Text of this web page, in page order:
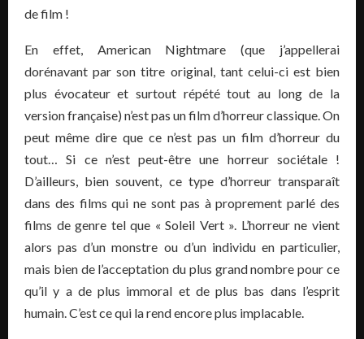
de film !
En effet, American Nightmare (que j’appellerai
dorénavant par son titre original, tant celui-ci est bien
plus évocateur et surtout répété tout au long de la
version française) n’est pas un film d’horreur classique. On
peut même dire que ce n’est pas un film d’horreur du
tout… Si ce n’est peut-être une horreur sociétale !
D’ailleurs, bien souvent, ce type d’horreur transparaît
dans des films qui ne sont pas à proprement parlé des
films de genre tel que « Soleil Vert ». L’horreur ne vient
alors pas d’un monstre ou d’un individu en particulier,
mais bien de l’acceptation du plus grand nombre pour ce
qu’il y a de plus immoral et de plus bas dans l’esprit
humain. C’est ce qui la rend encore plus implacable.